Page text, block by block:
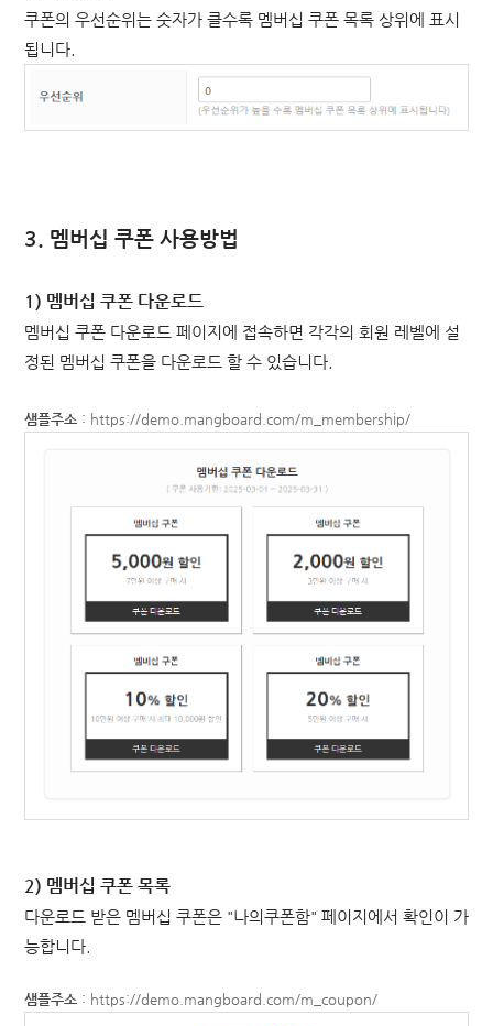
쿠폰의 우선순위는 숫자가 클수록 멤버십 쿠폰 목록 상위에 표시
됩니다.
3. 멤버십 쿠폰 사용방법
1) 멤버십 쿠폰 다운로드
멤버십 쿠폰 다운로드 페이지에 접속하면 각각의 회원 레벨에 설
정된 멤버십 쿠폰을 다운로드 할 수 있습니다.
샘플주소 : https://demo.mangboard.com/m_membership/
2) 멤버십 쿠폰 목록
다운로드 받은 멤버십 쿠폰은 "나의쿠폰함" 페이지에서 확인이 가
능합니다.
샘플주소 : https://demo.mangboard.com/m_coupon/